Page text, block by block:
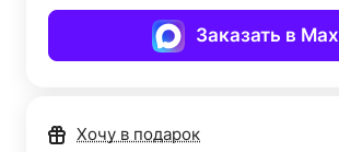
Заказать в Max
Хочу в подарок